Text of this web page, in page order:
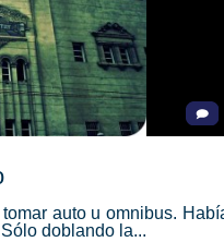
auto u omnibus.
doblando la...